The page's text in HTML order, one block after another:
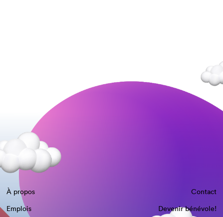
À propos
Contact
Emplois
Devenir bénévole!